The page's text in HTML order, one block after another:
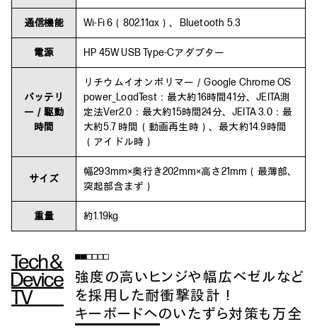
通信機能 Wi-Fi 6（802.11ax）、Bluetooth 5.3
電源 HP 45W USB Type-Cアダプター
バッテリ
ー／駆動
時間
リチウムイオンポリマー／Google Chrome OS
power_LoadTest：最大約16時間41分、JEITA測
定法Ver2.0：最大約15時間24分、JEITA 3.0：最
大約5.7 時間（動画再生時）、最大約14.9時間
（アイドル時）
サイズ
幅293mm×奥行き202mm×高さ21mm（最薄部、
突起部含まず）
重量 約1.19kg
強度の高いヒンジや幅広ベゼルなど
を採用した耐衝撃設計！
キーボードへのいたずら対策も万全